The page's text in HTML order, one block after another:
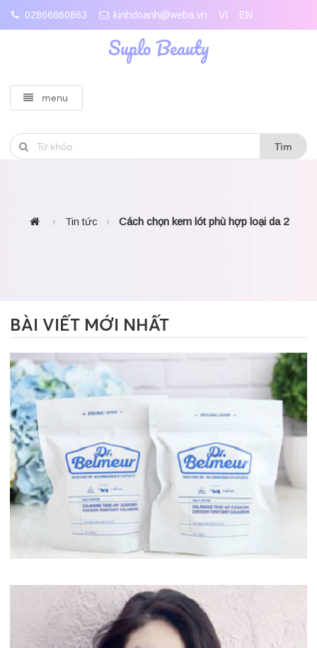
02866860863 kinhdoanh@weba.vn VI EN
Suplo Beauty
menu
Tìm
Tin tức Cách chọn kem lót phù hợp loại da 2
BÀI VIẾT MỚI NHẤT
Bí mật đằng sau những chiếc mặt nạ giấy